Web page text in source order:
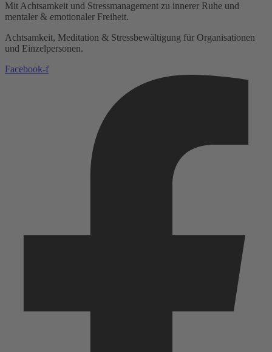
Mit Achtsamkeit und Stressmanagement zu innerer Ruhe und
mentaler & emotionaler Freiheit.
Achtsamkeit, Meditation & Stressbewältigung für Organisationen
und Einzelpersonen.
Facebook-f